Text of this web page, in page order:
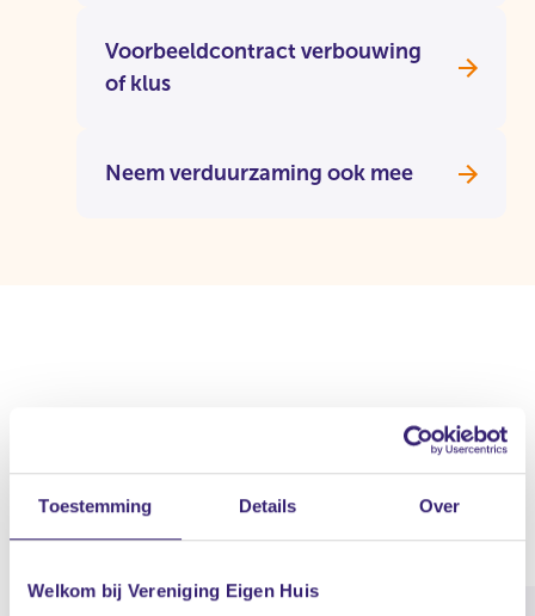
Toestemming Details Over
Welkom bij Vereniging Eigen Huis
Voorbeeldcontract verbouwing
of klus
Neem verduurzaming ook mee
Handige diensten rondom verbouwen.